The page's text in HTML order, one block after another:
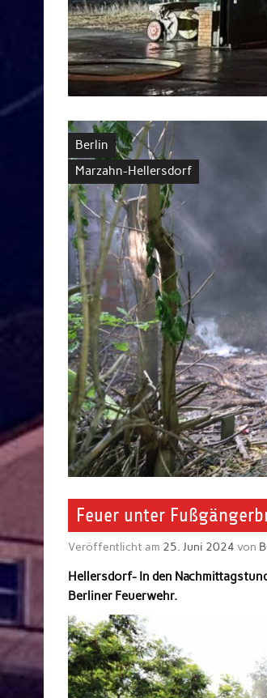
Berlin
Marzahn-Hellersdorf
Feuer unter
Veröffentlicht am 25. Juni 2024 von
Hellersdorf- In den
Berliner Feuerwehr.